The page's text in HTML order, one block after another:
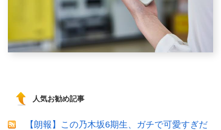
人気お勧め記事
【朗報】この乃木坂6期生、ガチで可愛すぎだ